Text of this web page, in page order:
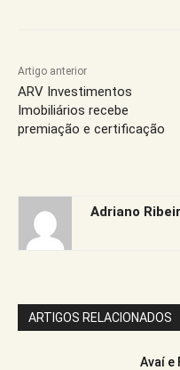
Artigo anterior
ARV Investimentos
Imobiliários recebe
premiação e certificação
Adriano
ARTIGOS RELACIONADOS
Avaí e